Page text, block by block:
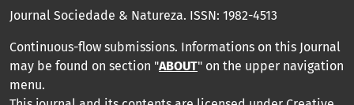
Journal Sociedade & Natureza. ISSN: 1982-4513
Continuous-flow submissions. Informations on this Journal
may be found on section "ABOUT" on the upper navigation
menu.